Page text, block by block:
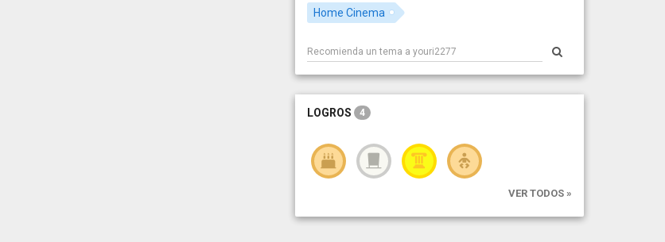
Home Cinema
LOGROS 4
VER TODOS »